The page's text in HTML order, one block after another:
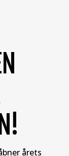
årets